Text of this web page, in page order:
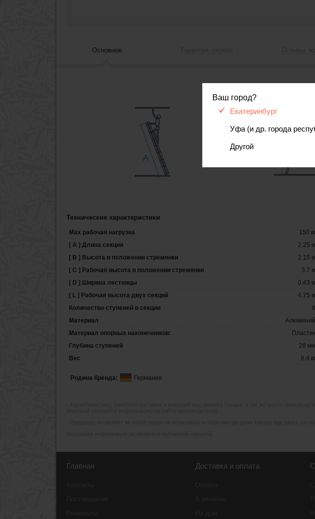
Ваш город?
Екатеринбург
Уфа (и др. города
Другой
Основное
Технические характеристики
Max рабочая нагрузка
150 кг
[ А ] Длина секции
2.25 м
[ B ] Высота в положении стремянки
2.15 м
[ С ] Рабочая высота в положении стремянки
3.7 м
[ D ] Ширина лестницы
0.43 м
[ L ] Рабочая высота двух секций
4.75 м
Количество ступеней в секции
8
Материал
Алюминий
Материал опорных наконечников:
Пластик
Глубина ступеней
28 мм
Вес
8.4 кг
Родина бренда: Германия
Главная Доставка и оплата